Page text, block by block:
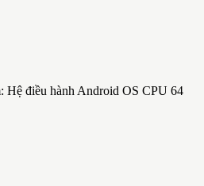
Hệ điều hành Android OS CPU 64